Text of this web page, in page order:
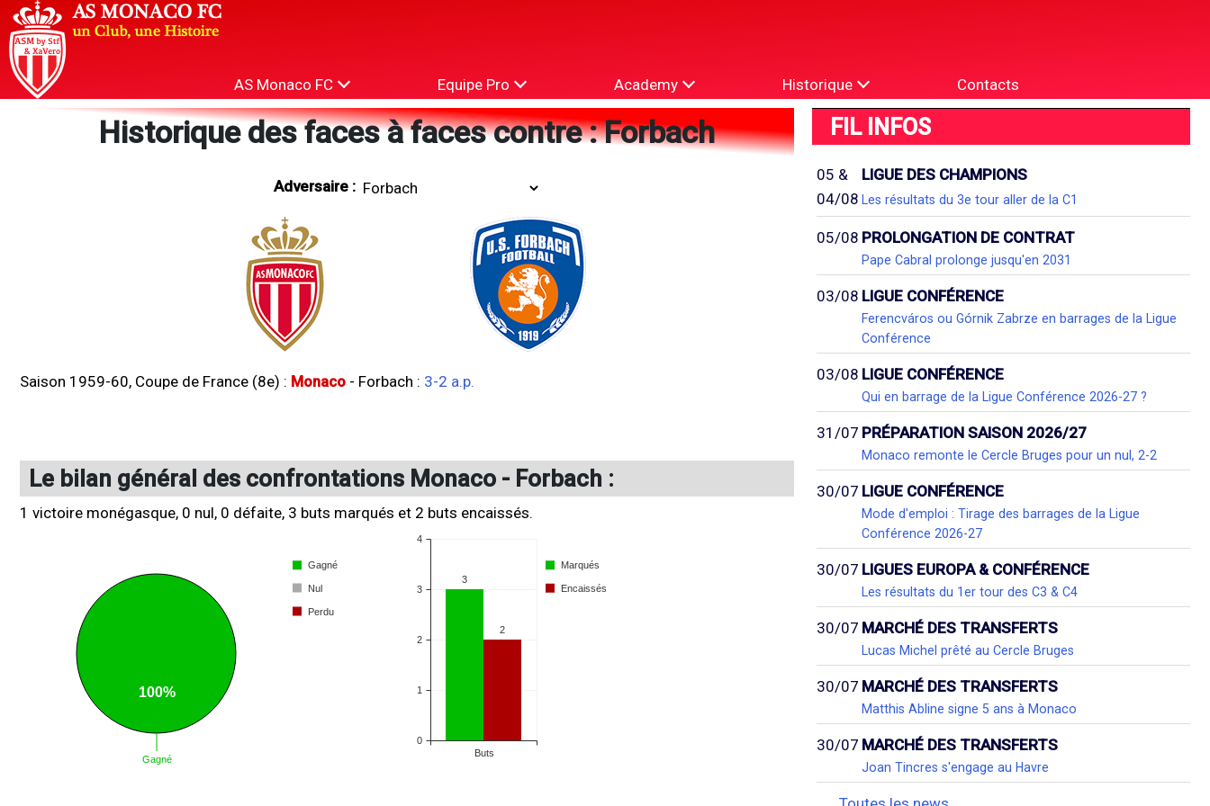
AS Monaco FC Equipe Pro Academy Historique Contacts
Historique des faces à faces contre : Forbach
Adversaire :
Saison 1959-60, Coupe de France (8e) : Monaco - Forbach : 3-2 a.p.
Le bilan général des confrontations Monaco - Forbach :
1 victoire monégasque, 0 nul, 0 défaite, 3 buts marqués et 2 buts encaissés.
FIL INFOS
05 &
04/08
LIGUE DES CHAMPIONS
Les résultats du 3e tour aller de la C1
05/08 PROLONGATION DE CONTRAT
Pape Cabral prolonge jusqu'en 2031
03/08 LIGUE CONFÉRENCE
Ferencváros ou Górnik Zabrze en barrages de la Ligue
Conférence
03/08 LIGUE CONFÉRENCE
Qui en barrage de la Ligue Conférence 2026-27 ?
31/07 PRÉPARATION SAISON 2026/27
Monaco remonte le Cercle Bruges pour un nul, 2-2
30/07 LIGUE CONFÉRENCE
Mode d'emploi : Tirage des barrages de la Ligue
Conférence 2026-27
30/07 LIGUES EUROPA & CONFÉRENCE
Les résultats du 1er tour des C3 & C4
30/07 MARCHÉ DES TRANSFERTS
Lucas Michel prêté au Cercle Bruges
30/07 MARCHÉ DES TRANSFERTS
Matthis Abline signe 5 ans à Monaco
30/07 MARCHÉ DES TRANSFERTS
Joan Tincres s'engage au Havre